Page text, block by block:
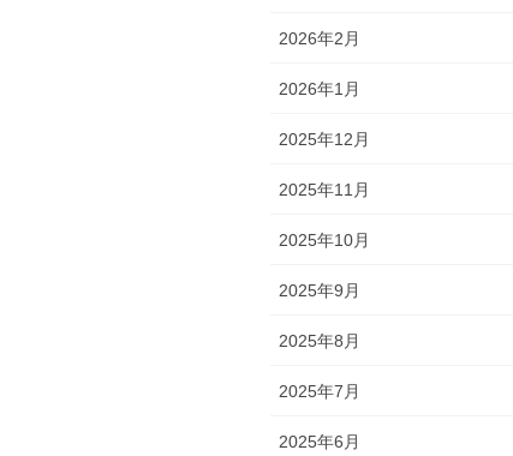
2026年2月
2026年1月
2025年12月
2025年11月
2025年10月
2025年9月
2025年8月
2025年7月
2025年6月